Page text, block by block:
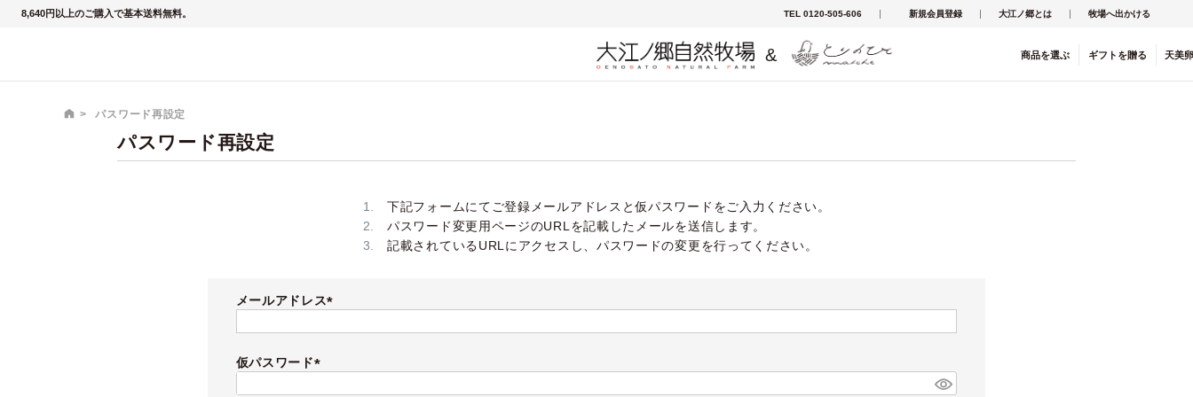
8,640円以上のご購入で基本送料無料。 TEL 0120-505-606 新規会員登録 大江ノ郷とは 牧場へ出かける
& 商品を選ぶ ギフト を贈る 天美
パスワード再設定
パスワード再設定
下記フォームにてご登録メールアドレスと仮パスワードをご入力ください。
パスワード変更用ページのURLを記載したメールを送信します。
記載されているURLにアクセスし、パスワードの変更を行ってください。
メールアドレス
須)
仮パスワード